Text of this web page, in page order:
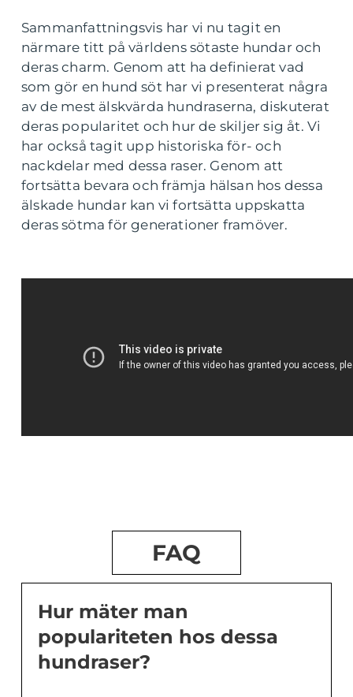
Sammanfattningsvis har vi nu tagit en
närmare titt på världens sötaste hundar och
deras charm. Genom att ha definierat vad
som gör en hund söt har vi presenterat några
av de mest älskvärda hundraserna, diskuterat
deras popularitet och hur de skiljer sig åt. Vi
har också tagit upp historiska för- och
nackdelar med dessa raser. Genom att
fortsätta bevara och främja hälsan hos dessa
älskade hundar kan vi fortsätta uppskatta
deras sötma för generationer framöver.
FAQ
Hur mäter man
populariteten hos dessa
hundraser?